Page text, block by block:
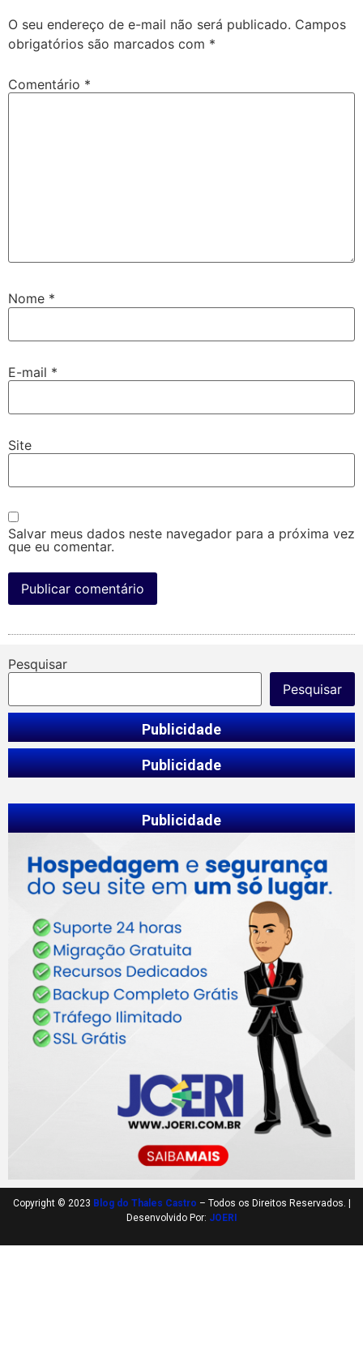
O seu endereço de e-mail não será publicado. Campos
obrigatórios são marcados com *
Comentário *
Nome *
E-mail *
Site
Salvar meus dados neste navegador para a próxima vez
que eu comentar.
Pesquisar
Pesquisar
Publicidade
Publicidade
Publicidade
Copyright © 2023 Blog do Thales Castro – Todos os Direitos Reservados. |
Desenvolvido Por: JOERI